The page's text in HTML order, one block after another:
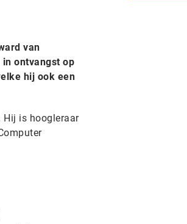
van
ontvangst op
hij ook een
Hij is hoogleraar